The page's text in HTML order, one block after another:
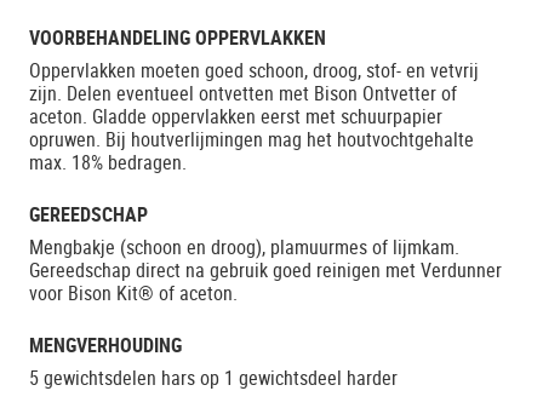
VOORBEHANDELING OPPERVLAKKEN
Oppervlakken moeten goed schoon, droog, stof- en vetvrij
zijn. Delen eventueel ontvetten met Bison Ontvetter of
aceton. Gladde oppervlakken eerst met schuurpapier
opruwen. Bij houtverlijmingen mag het houtvochtgehalte
max. 18% bedragen.
GEREEDSCHAP
Mengbakje (schoon en droog), plamuurmes of lijmkam.
Gereedschap direct na gebruik goed reinigen met Verdunner
voor Bison Kit® of aceton.
MENGVERHOUDING
5 gewichtsdelen hars op 1 gewichtsdeel harder